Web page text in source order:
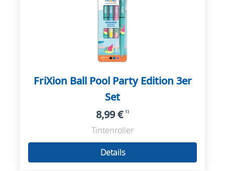
FriXion Ball Pool Party Edition 3er
Set
8,99 € 1)
Tintenroller
Details